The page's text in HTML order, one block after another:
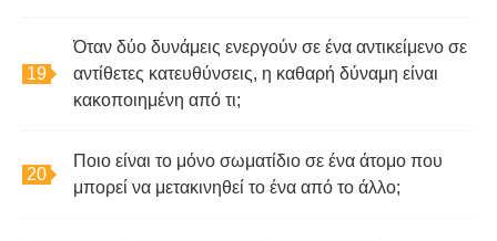
Όταν δύο δυνάμεις ενεργούν σε ένα αντικείμενο σε
αντίθετες κατευθύνσεις, η καθαρή δύναμη είναι
κακοποιημένη από τι;
Ποιο είναι το μόνο σωματίδιο σε ένα άτομο που
μπορεί να μετακινηθεί το ένα από το άλλο;